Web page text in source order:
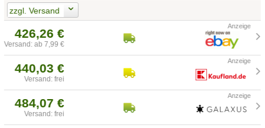
zzgl. Versand
426,26 €
Versand: ab 7,99 €
440,03 €
Versand: frei
484,07 €
Versand: frei